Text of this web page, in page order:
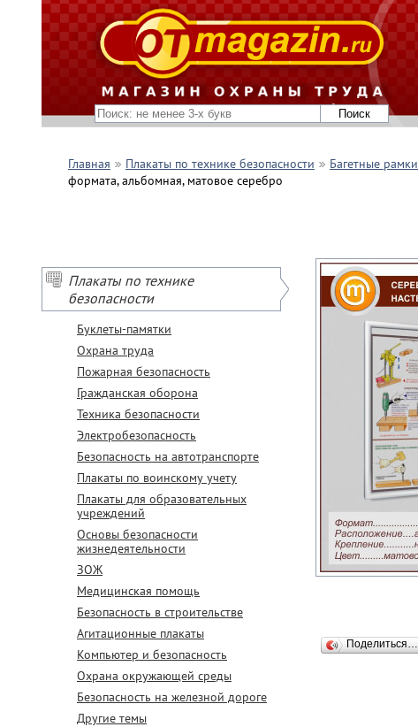
Главная Плакаты по технике безопасности Багетные рамки
формата, альбомная, матовое серебро
Плакаты по технике
безопасности
Буклеты-памятки
Охрана труда
Пожарная безопасность
Гражданская оборона
Техника безопасности
Электробезопасность
Безопасность на автотранспорте
Плакаты по воинскому учету
Плакаты для образовательных
учреждений
Основы безопасности
жизнедеятельности
ЗОЖ
Медицинская помощь
Безопасность в строительстве
Агитационные плакаты
Компьютер и безопасность
Охрана окружающей среды
Безопасность на железной дороге
Другие темы
Поделиться…